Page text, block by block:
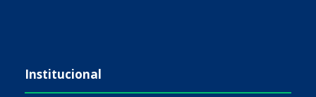
Institucional